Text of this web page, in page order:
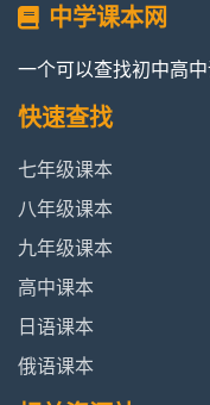
中学课本网
一个可以查找初中高
快速查找
七年级课本
八年级课本
九年级课本
高中课本
日语课本
俄语课本